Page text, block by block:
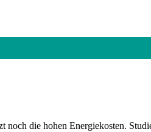
die hohen Energiekosten.